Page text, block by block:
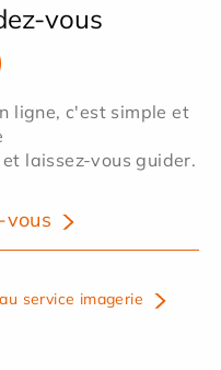
vous
ligne, c'est simple et
laissez-vous guider.
vous
service imagerie